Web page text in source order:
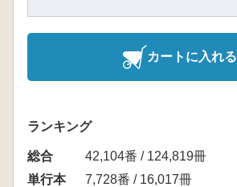
カートに入れる
ランキング
総合
42,104番 / 124,819冊
単行本
7,728番 / 16,017冊